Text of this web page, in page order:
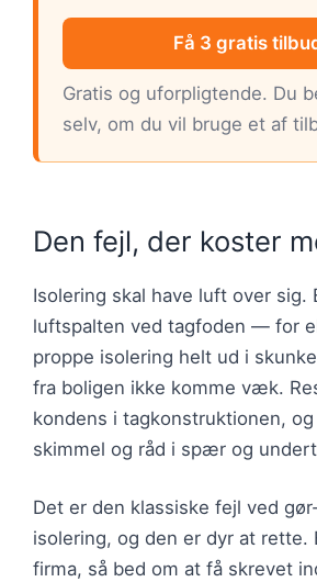
Få 3 gratis
Gratis og uforpligtende. Du
selv, om du vil bruge et af
Den fejl, der koster
Isolering skal have luft over sig.
luftspalten ved tagfoden — for
proppe isolering helt ud i
fra boligen ikke komme væk.
kondens i tagkonstruktionen,
skimmel og råd i spær og
Det er den klassiske fejl ved
isolering, og den er dyr at rette.
firma, så bed om at få skrevet